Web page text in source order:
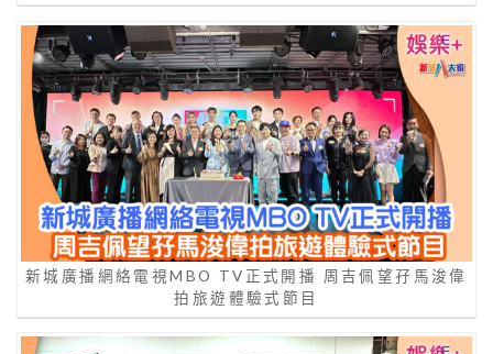
新城廣播網絡電視MBO TV正式開播 周吉佩望孖馬浚偉
拍旅遊體驗式節目